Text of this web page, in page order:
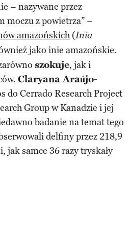
– nazywane przez
moczu z powietrza” –
amazońskich (Inia
jako inie amazońskie.
szokuje, jak i
Claryana Araújo-
do Cerrado Research Project
Group w Kanadzie i jej
badanie na temat tego
delfiny przez 218,9
jak samce 36 razy tryskały